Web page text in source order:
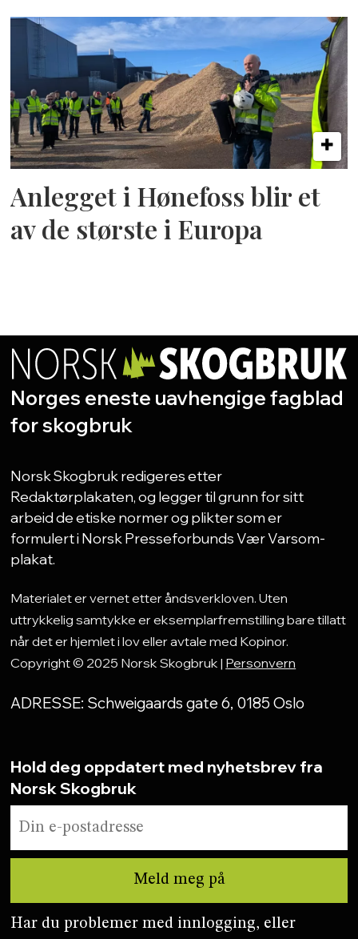
Anlegget i Hønefoss blir et
av de største i Europa
Norges eneste uavhengige fagblad
for skogbruk
Norsk Skogbruk redigeres etter
Redaktørplakaten, og legger til grunn for sitt
arbeid de etiske normer og plikter som er
formulert i Norsk Presseforbunds Vær Varsom-
plakat.
Materialet er vernet etter åndsverkloven. Uten
uttrykkelig samtykke er eksemplarfremstilling bare tillatt
når det er hjemlet i lov eller avtale med Kopinor.
Copyright © 2025 Norsk Skogbruk | Personvern
ADRESSE: Schweigaards gate 6, 0185 Oslo
Hold deg oppdatert med nyhetsbrev fra
Norsk Skogbruk
Har du problemer med innlogging, eller